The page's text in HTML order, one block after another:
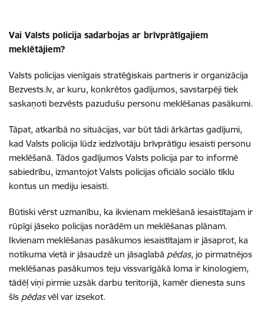
Vai Valsts policija sadarbojas ar brīvprātīgajiem
meklētājiem?
Valsts policijas vienīgais stratēģiskais partneris ir organizācija
Bezvests.lv, ar kuru, konkrētos gadījumos, savstarpēji tiek
saskaņoti bezvēsts pazudušu personu meklēšanas pasākumi.
Tāpat, atkarībā no situācijas, var būt tādi ārkārtas gadījumi,
kad Valsts policija lūdz iedzīvotāju brīvprātīgu iesaisti personu
meklēšanā. Tādos gadījumos Valsts policija par to informē
sabiedrību, izmantojot Valsts policijas oficiālo sociālo tīklu
kontus un mediju iesaisti.
Būtiski vērst uzmanību, ka ikvienam meklēšanā iesaistītajam ir
rūpīgi jāseko policijas norādēm un meklēšanas plānam.
Ikvienam meklēšanas pasākumos iesaistītajam ir jāsaprot, ka
notikuma vietā ir jāsaudzē un jāsaglabā pēdas, jo pirmatnējos
meklēšanas pasākumos teju vissvarīgākā loma ir kinologiem,
tādēļ viņi pirmie uzsāk darbu teritorijā, kamēr dienesta suns
šīs pēdasvēl var izsekot.